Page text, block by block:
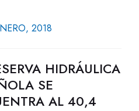
2018
HIDRÁULICA
SE
AL 40,4